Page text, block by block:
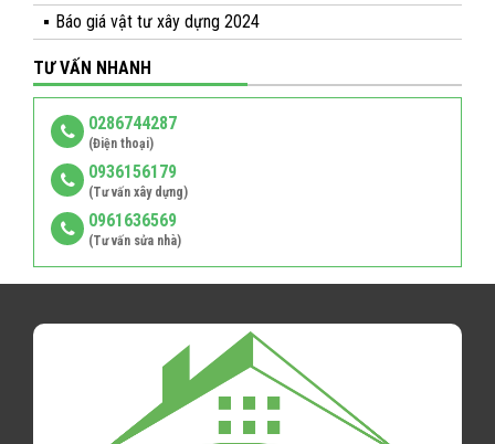
Báo giá vật tư xây dựng 2024
TƯ VẤN NHANH
0286744287
(Điện thoại)
0936156179
(Tư vấn xây dựng)
0961636569
(Tư vấn sửa nhà)